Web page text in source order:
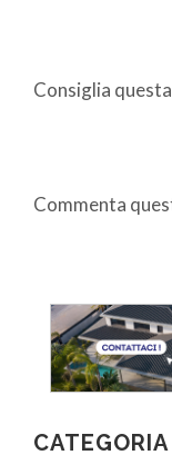
Consiglia
Commenta